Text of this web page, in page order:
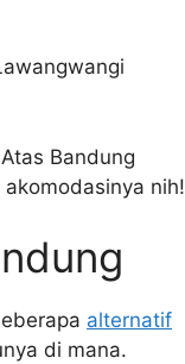
Bandung
nih!
alternatif
di mana.